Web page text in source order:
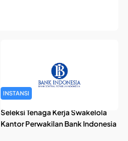
INSTANSI
Seleksi Tenaga Kerja Swakelola
Kantor Perwakilan Bank Indonesia